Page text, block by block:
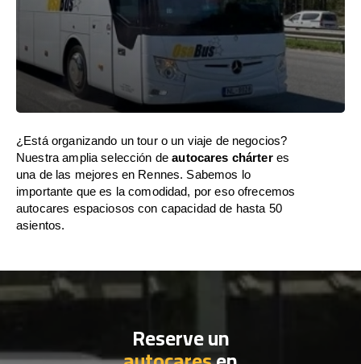
¿Está organizando un tour o un viaje de negocios?
Nuestra amplia selección deautocares chárteres
una de las mejores en Rennes. Sabemos lo
importante que es la comodidad, por eso ofrecemos
autocares espaciosos con capacidad de hasta 50
asientos.
Reserve un